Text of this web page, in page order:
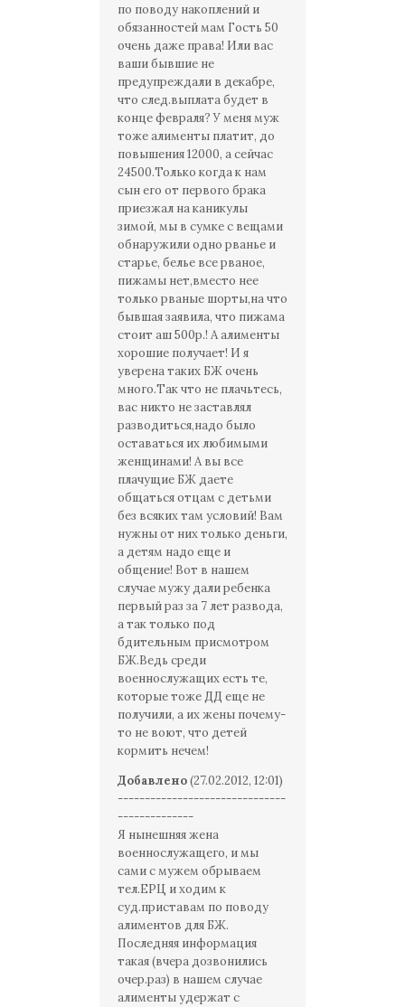
по поводу накоплений и
обязанностей мам Гость 50
очень даже права! Или вас
ваши бывшие не
предупреждали в декабре,
что след.выплата будет в
конце февраля? У меня муж
тоже алименты платит, до
повышения 12000, а сейчас
24500.Только когда к нам
сын его от первого брака
приезжал на каникулы
зимой, мы в сумке с вещами
обнаружили одно рванье и
старье, белье все рваное,
пижамы нет,вместо нее
только рваные шорты,на что
бывшая заявила, что пижама
стоит аш 500р.! А алименты
хорошие получает! И я
уверена таких БЖ очень
много.Так что не плачьтесь,
вас никто не заставлял
разводиться,надо было
оставаться их любимыми
женщинами! А вы все
плачущие БЖ даете
общаться отцам с детьми
без всяких там условий! Вам
нужны от них только деньги,
а детям надо еще и
общение! Вот в нашем
случае мужу дали ребенка
первый раз за 7 лет развода,
а так только под
бдительным присмотром
БЖ.Ведь среди
военнослужащих есть те,
которые тоже ДД еще не
получили, а их жены почему-
то не воют, что детей
кормить нечем!
Добавлено(27.02.2012, 12:01)
-------------------------------
--------------
Я нынешняя жена
военнослужащего, и мы
сами с мужем обрываем
тел.ЕРЦ и ходим к
суд.приставам по поводу
алиментов для БЖ.
Последняя информация
такая (вчера дозвонились
очер.раз) в нашем случае
алименты удержат с